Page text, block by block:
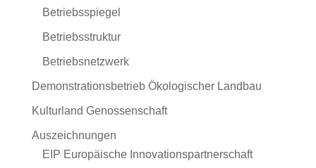
Betriebsspiegel
Betriebsstruktur
Betriebsnetzwerk
Demonstrationsbetrieb Ökologischer Landbau
Kulturland Genossenschaft
Auszeichnungen
EIP Europäische Innovationspartnerschaft